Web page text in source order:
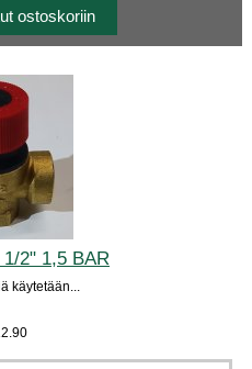
2" 1,5 BAR
käytetään...